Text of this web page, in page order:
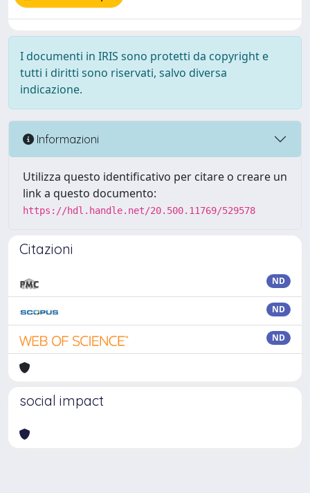
I documenti in IRIS sono protetti da copyright e
tutti i diritti sono riservati, salvo diversa
indicazione.
Informazioni
Utilizza questo identificativo per citare o creare un
link a questo documento:
https://hdl.handle.net/20.500.11769/529578
Citazioni
ND
ND
ND
social impact